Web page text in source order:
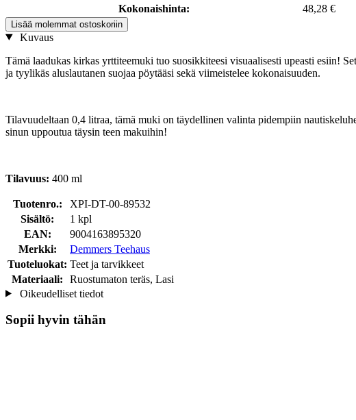
Kokonaishinta:
48,28 €
Lisää molemmat ostoskoriin
Kuvaus
Tämä laadukas kirkas yrttiteemuki tuo suosikkiteesi visuaalisesti upeasti esiin!
ja tyylikäs aluslautanen suojaa pöytääsi sekä viimeistelee kokonaisuuden.
Tilavuudeltaan 0,4 litraa, tämä muki on täydellinen valinta pidempiin
sinun uppoutua täysin teen makuihin!
Tilavuus: 400 ml
Tuotenro.:
XPI-DT-00-89532
Sisältö:
1 kpl
EAN:
9004163895320
Merkki:
Demmers Teehaus
Tuoteluokat: Teet ja tarvikkeet
Materiaali:
Ruostumaton teräs, Lasi
Oikeudelliset tiedot
Sopii hyvin tähän